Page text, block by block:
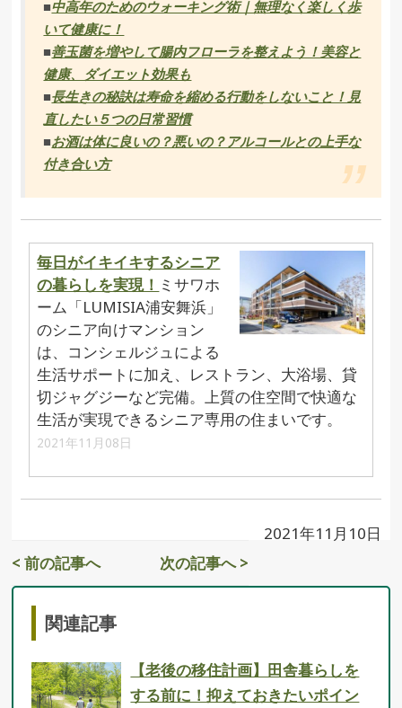
■中高年のためのウォーキング術｜無理なく楽しく歩
いて健康に！
■善玉菌を増やして腸内フローラを整えよう！美容と
健康、ダイエット効果も
■長生きの秘訣は寿命を縮める行動をしないこと！見
直したい５つの日常習慣
■お酒は体に良いの？悪いの？アルコールとの上手な
付き合い方
毎日がイキイキするシニア
の暮らしを実現！ ミサワホ
ーム「LUMISIA浦安舞浜」
のシニア向けマンション
は、コンシェルジュによる
生活サポートに加え、レストラン、大浴場、貸
切ジャグジーなど完備。上質の住空間で快適な
生活が実現できるシニア専用の住まいです。
2021年11月08日
2021年11月10日
< 前の記事へ
次の記事へ >
関連記事
【老後の移住計画】田舎暮らしを
する前に！抑えておきたいポイン